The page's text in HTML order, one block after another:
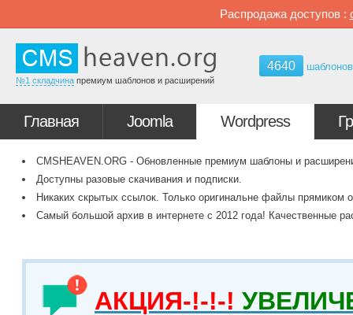
Распродажа доступов :
№1 складчина премиум шаблонов и расширений
4640 шаблонов
Главная Joomla Wordpress
CMSHEAVEN.ORG - Обновленные премиум шаблоны и
Доступны разовые скачивания и подписки.
Никаких скрытых ссылок. Только оригинальне файлы прямиком
Самый большой архив в интернете с 2012 года! Качественные
АКЦИЯ-!-!-!